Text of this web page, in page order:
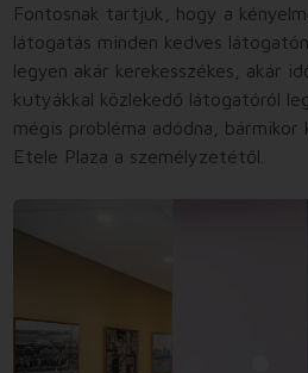
Fontosnak tartjuk, hogy a
látogatás minden kedves
legyen akár kerekesszékes, akár
kutyákkal közlekedő látogatóról
mégis probléma adódna,
Etele Plaza a személyzetétől.